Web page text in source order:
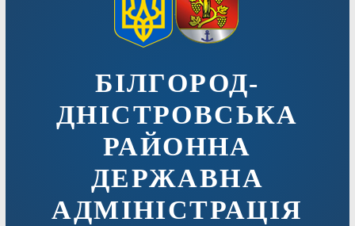
БІЛГОРОД-
ДНІСТРОВСЬКА
РАЙОННА
ДЕРЖАВНА
АДМІНІСТРАЦІЯ